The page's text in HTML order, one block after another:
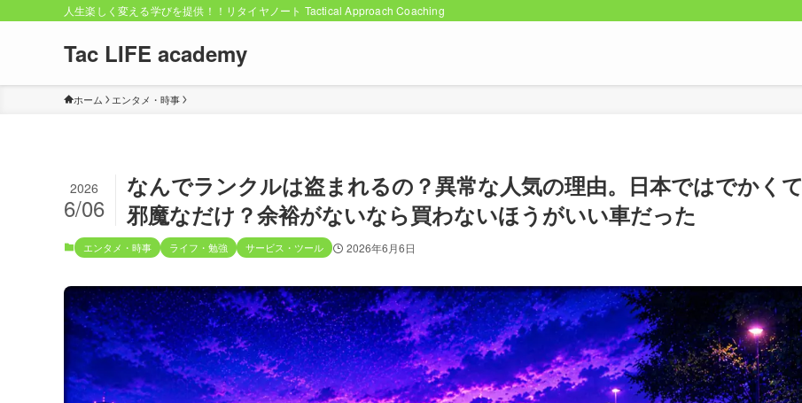
人生楽しく変える学びを提供！！リタイヤノート Tactical Approach Coaching
Tac LIFE academy
ホーム エンタメ・時事
なんでランクルは盗まれるの？異常な人気の理由。日本ではでかくて
邪魔なだけ？余裕がないなら買わないほうがいい車だった
2026
6/06
エンタメ・時事 ライフ・勉強 サービス・ツール 2026年6月6日